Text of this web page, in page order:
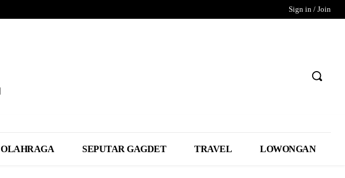
Sign in / Join
OLAHRAGA SEPUTAR GAGDET TRAVEL LOWONGAN